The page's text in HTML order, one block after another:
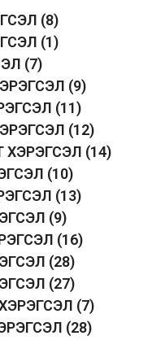
(8)
(1)
(7)
(9)
(11)
(12)
ХЭРЭГСЭЛ (14)
(10)
(13)
(9)
(16)
(28)
(27)
(7)
(28)